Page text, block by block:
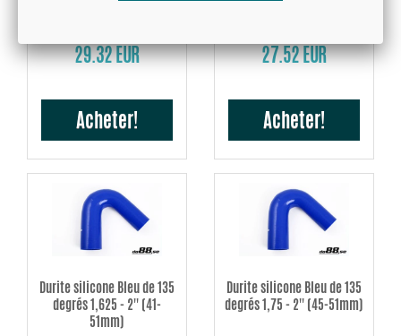
29.32 EUR
Acheter!
27.52 EUR
Acheter!
Durite silicone Bleu de 135
degrés 1,625 - 2'' (41-
51mm)
Durite silicone Bleu de 135
degrés 1,75 - 2'' (45-51mm)